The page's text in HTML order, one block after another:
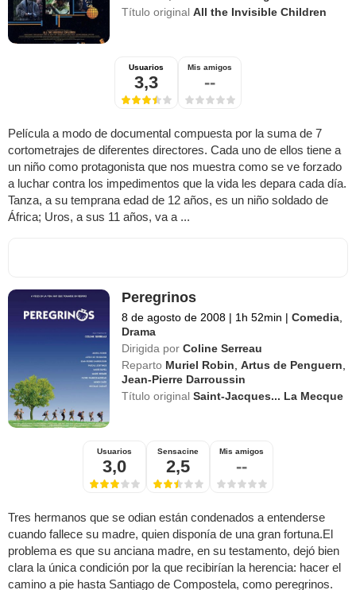
Título originalAll the Invisible Children
Usuarios
3,3
Mis amigos
--
Película a modo de documental compuesta por la suma de 7
cortometrajes de diferentes directores. Cada uno de ellos tiene a
un niño como protagonista que nos muestra como se ve forzado
a luchar contra los impedimentos que la vida les depara cada día.
Tanza, a su temprana edad de 12 años, es un niño soldado de
África; Uros, a sus 11 años, va a ...
Peregrinos
8 de agosto de 2008 | 1h 52min | Comedia
Drama
Dirigida por Coline Serreau
Reparto Muriel Robin ,Artus de Penguern
Jean-Pierre Darroussin
Título originalSaint-Jacques... La Mecque
Usuarios
3,0
Sensacine
2,5
Mis amigos
--
Tres hermanos que se odian están condenados a entenderse
cuando fallece su madre, quien disponía de una gran fortuna.El
problema es que su anciana madre, en su testamento, dejó bien
clara la única condición por la que recibirían la herencia: hacer el
camino a pie hasta Santiago de Compostela, como peregrinos.